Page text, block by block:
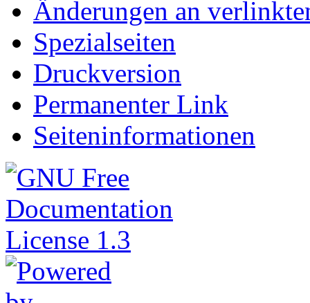
Änderungen an
Spezialseiten
Druckversion
Permanenter Link
Seiteninformationen